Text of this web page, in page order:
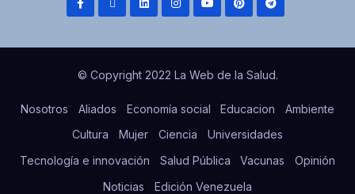
© Copyright 2022 La Web de la Salud.
Nosotros Aliados Economía social Educacion
Ambiente
Cultura
Mujer Ciencia
Universidades
Tecnología e innovación
Salud Pública Vacunas
Opinión
Noticias
Edición Venezuela